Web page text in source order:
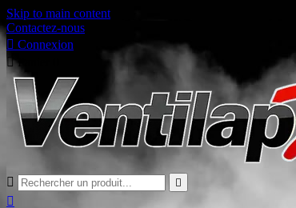
Skip to main content
Contactez-nous
 Connexion
 Panier
 
